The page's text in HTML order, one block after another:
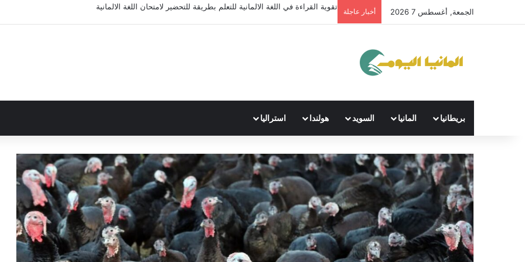
الجمعة, أغسطس 7 2026 أخبار عاجلة
تقوية القراءة في اللغة الالمانية للتعلم بطريقة للتحضير لامتحان اللغة الالمانية
بريطانيا المانيا السويد هولندا استراليا